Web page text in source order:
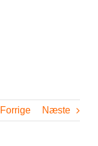
Forrige Næste